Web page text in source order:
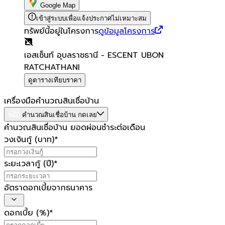
Google Map
เข้าสู่ระบบเพื่อแจ้งประกาศไม่เหมาะสม
ทรัพย์นี้อยู่ในโครงการดูข้อมูลโครงการ
เอสเซ็นท์ อุบลราชธานี - ESCENT UBON
RATCHATHANI
ดูตารางเทียบราคา
เครื่องมือคำนวณสินเชื่อบ้าน
คำนวณสินเชื่อบ้าน กดเลย
คำนวณสินเชื่อบ้าน ยอดผ่อนชำระต่อเดือน
วงเงินกู้ (บาท)*
ระยะเวลากู้ (ปี)*
อัตราดอกเบี้ยจากธนาคาร
ดอกเบี้ย (%)*